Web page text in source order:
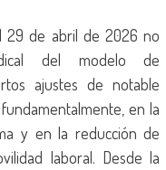
29 de abril de 2026 no
del modelo de
ajustes de notable
en la
y en la reducción de
laboral. Desde la